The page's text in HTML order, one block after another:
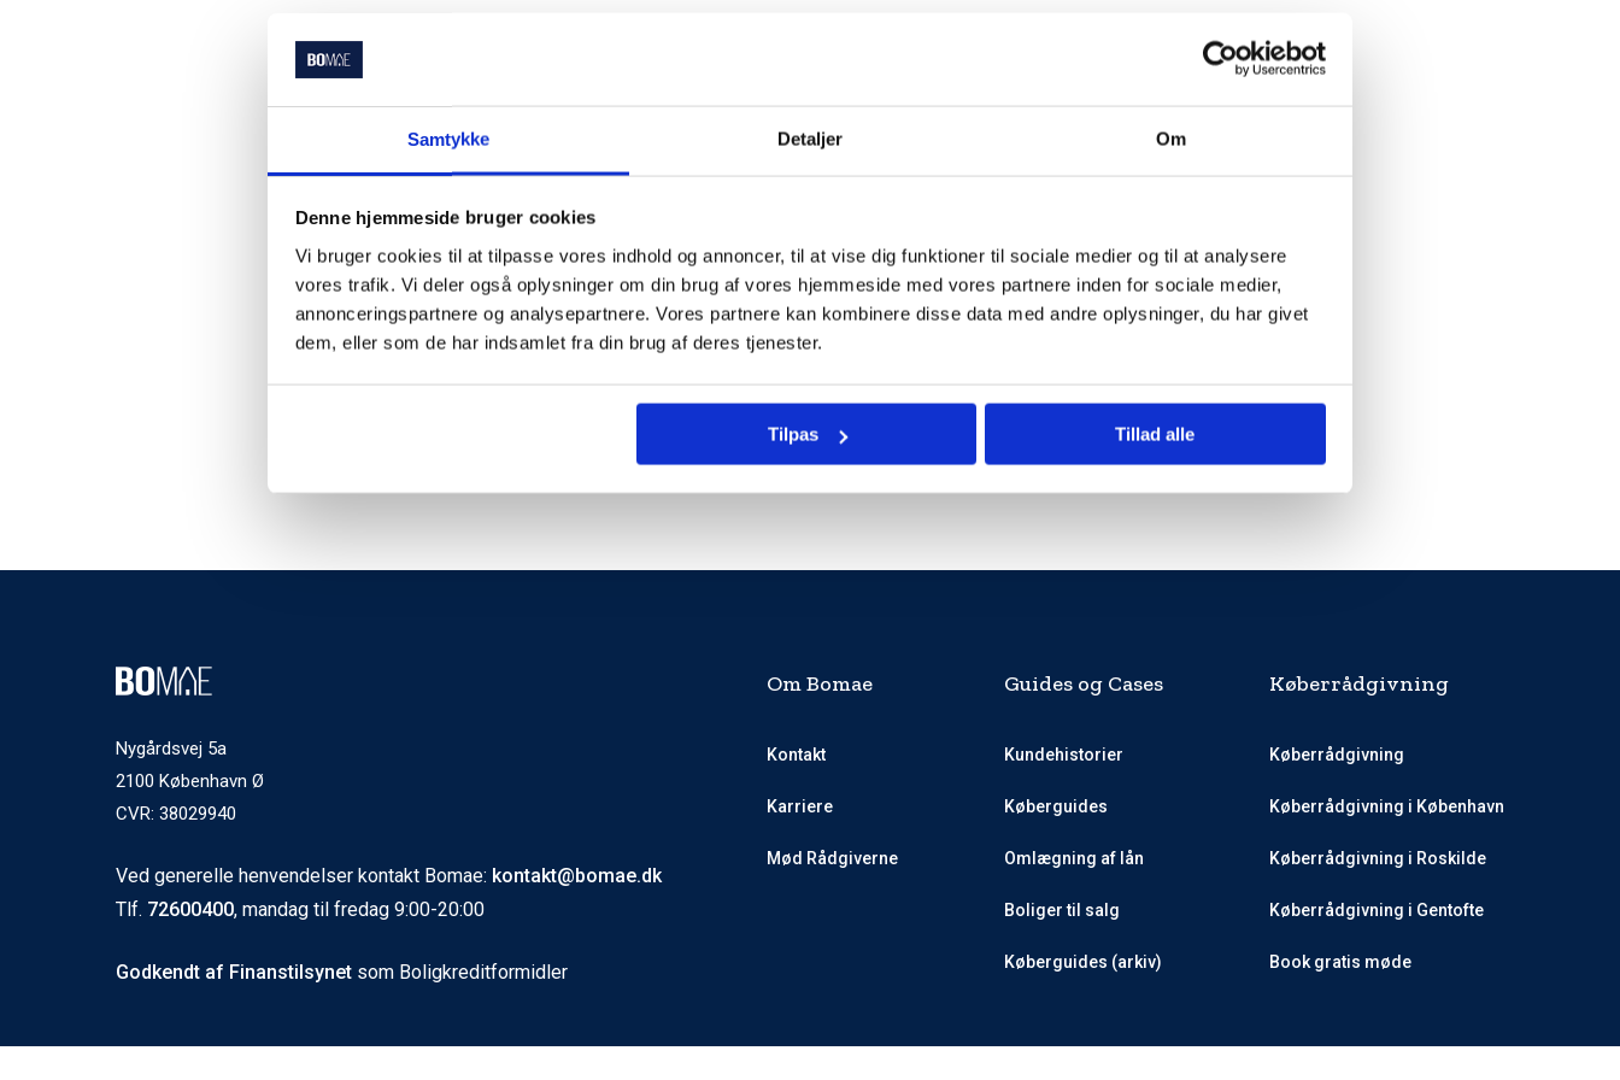
Samtykke Detaljer Om
Denne hjemmeside bruger cookies
Vi bruger cookies til at tilpasse vores indhold og annoncer, til at vise dig funktioner til sociale medier og til at analysere
vores trafik. Vi deler også oplysninger om din brug af vores hjemmeside med vores partnere inden for sociale medier,
annonceringspartnere og analysepartnere. Vores partnere kan kombinere disse data med andre oplysninger, du har givet
dem, eller som de har indsamlet fra din brug af deres tjenester.
Tilpas Tillad alle
Gå til forside
Nygårdsvej 5a
2100 København Ø
CVR: 38029940
Ved generelle henvendelser kontakt Bomae: kontakt@bomae.dk
Tlf. 72600400, mandag til fredag 9:00-20:00
Godkendt af Finanstilsynet som Boligkreditformidler
Om Bomae
Kontakt
Karriere
Mød Rådgiverne
Guides og Cases
Kundehistorier
Køberguides
Omlægning af lån
Boliger til salg
Køberguides (arkiv)
Køberrådgivning
Køberrådgivning
Køberrådgivning i København
Køberrådgivning i Roskilde
Køberrådgivning i Gentofte
Book gratis møde